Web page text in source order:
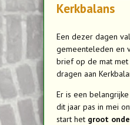
Kerkbalans
Een dezer dagen
gemeenteleden en
brief op de mat
dragen aan
Er is een
dit jaar pas in mei
start het groot